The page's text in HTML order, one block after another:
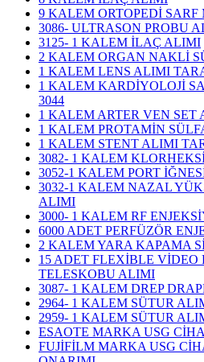
9 KALEM ORTOPEDİ
3086- ULTRASON PROBU
3125- 1 KALEM İLAÇ ALIMI
2 KALEM ORGAN NAKLİ
1 KALEM LENS ALIMI
1 KALEM KARDİYOLOJİ
3044
1 KALEM ARTER VEN SET
1 KALEM PROTAMİN
1 KALEM STENT ALIMI
3082- 1 KALEM
3052-1 KALEM PORT
3032-1 KALEM NAZAL
ALIMI
3000- 1 KALEM RF
6000 ADET PERFÜZÖR
2 KALEM YARA KAPAMA
15 ADET FLEXİBLE VİDEO
TELESKOBU ALIMI
3087- 1 KALEM DREP
2964- 1 KALEM SÜTUR
2959- 1 KALEM SÜTUR
ESAOTE MARKA USG
FUJİFİLM MARKA USG